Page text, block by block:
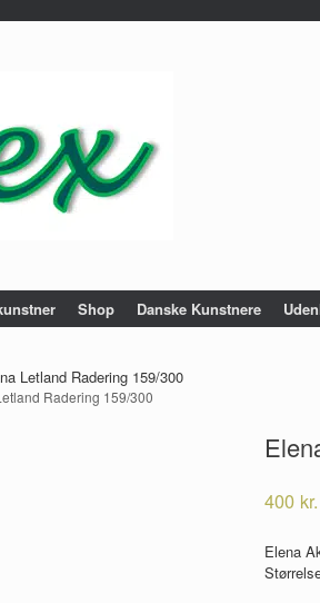
Shop Danske Kunstnere
Letland Radering 159/300
Radering 159/300
400 kr.
Elena